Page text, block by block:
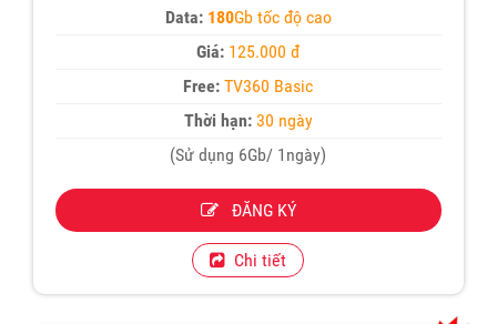
Data:180Gb tốc độ cao
Giá: 125.000 đ
Free: TV360 Basic
Thời hạn:30 ngày
(Sử dụng 6Gb/ 1ngày)
ĐĂNG KÝ
Chi tiết